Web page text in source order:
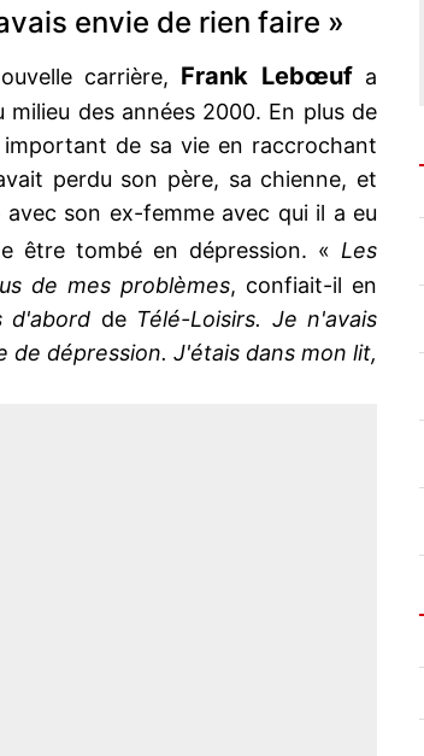
envie de rien faire »
carrière, Frank Lebœufa
des années 2000. En plus de
de sa vie en raccrochant
perdu son père, sa chienne, et
son ex-femme avec qui il a eu
être tombé en dépression. « Les
de mes problèmes, confiait-il en
d'abord de Télé-Loisirs. Je n'avais
de dépression. J'étais dans mon lit,